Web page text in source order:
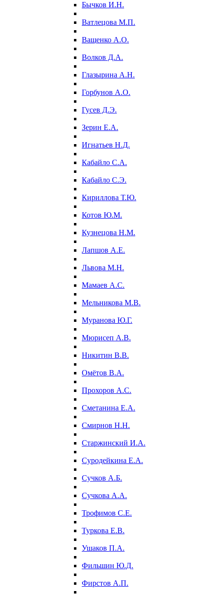
Бычков И.Н.
Ватлецова М.П.
Ващенко А.О.
Волков Д.А.
Глазырина А.Н.
Горбунов А.О.
Гусев Д.Э.
Зерин Е.А.
Игнатьев Н.Д.
Кабайло С.А.
Кабайло С.Э.
Кириллова Т.Ю.
Котов Ю.М.
Кузнецова Н.М.
Лапшов А.Е.
Львова М.Н.
Мамаев А.С.
Мельникова М.В.
Муранова Ю.Г.
Мюрисеп А.В.
Никитин В.В.
Омётов В.А.
Прохоров А.С.
Сметанина Е.А.
Смирнов Н.Н.
Старжинский И.А.
Суродейкина Е.А.
Сучков А.Б.
Сучкова А.А.
Трофимов С.Е.
Туркова Е.В.
Ушаков П.А.
Фильшин Ю.Д.
Фирстов А.П.